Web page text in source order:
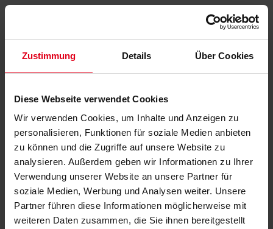
Zustimmung Details Über Cookies
Diese Webseite verwendet Cookies
Wir verwenden Cookies, um Inhalte und Anzeigen zu
personalisieren, Funktionen für soziale Medien anbieten
zu können und die Zugriffe auf unsere Website zu
analysieren. Außerdem geben wir Informationen zu Ihrer
Verwendung unserer Website an unsere Partner für
soziale Medien, Werbung und Analysen weiter. Unsere
Partner führen diese Informationen möglicherweise mit
weiteren Daten zusammen, die Sie ihnen bereitgestellt